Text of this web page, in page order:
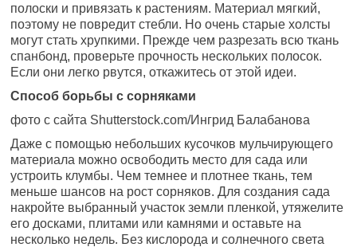
полоски и привязать к растениям. Материал мягкий,
поэтому не повредит стебли. Но очень старые холсты
могут стать хрупкими. Прежде чем разрезать всю ткань
спанбонд, проверьте прочность нескольких полосок.
Если они легко рвутся, откажитесь от этой идеи.
Способ борьбы с сорняками
фото с сайта Shutterstock.com/Ингрид Балабанова
Даже с помощью небольших кусочков мульчирующего
материала можно освободить место для сада или
устроить клумбы. Чем темнее и плотнее ткань, тем
меньше шансов на рост сорняков. Для создания сада
накройте выбранный участок земли пленкой, утяжелите
его досками, плитами или камнями и оставьте на
несколько недель. Без кислорода и солнечного света